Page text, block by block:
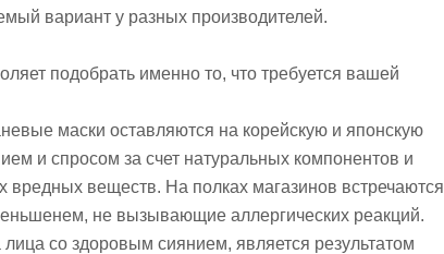
вариант у разных производителей.
подобрать именно то, что требуется вашей
маски оставляются на корейскую и японскую
и спросом за счет натуральных компонентов и
вредных веществ. На полках магазинов встречаются
не вызывающие аллергических реакций.
со здоровым сиянием, является результатом